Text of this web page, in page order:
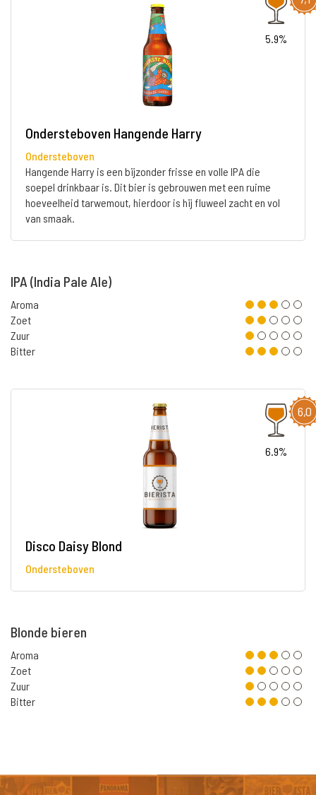
5.9%
Ondersteboven Hangende Harry
Ondersteboven
Hangende Harry is een bijzonder frisse en volle IPA die
soepel drinkbaar is. Dit bier is gebrouwen met een ruime
hoeveelheid tarwemout, hierdoor is hij fluweel zacht en vol
van smaak.
IPA (India Pale Ale)
Aroma
Zoet
Zuur
Bitter
6,0
6.9%
Disco Daisy Blond
Ondersteboven
Blonde bieren
Aroma
Zoet
Zuur
Bitter